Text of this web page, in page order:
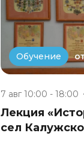
Обучение
7 авг 10:00 - 18:00
Лекция
сел